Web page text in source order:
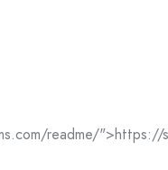
readme/">https://